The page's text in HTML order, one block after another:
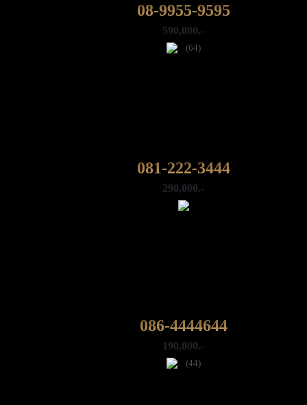
08-9955-9595
590,000.-
(64)
081-222-3444
290,000.-
086-4444644
190,000.-
(44)